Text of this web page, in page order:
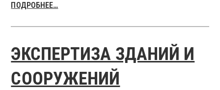
ПОДРОБНЕЕ…
ЭКСПЕРТИЗА ЗДАНИЙ И
СООРУЖЕНИЙ